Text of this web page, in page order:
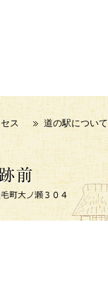
ス 道の駅について